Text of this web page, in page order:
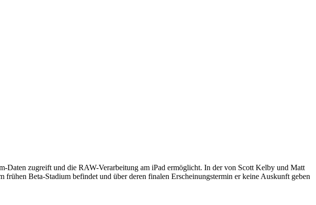
Daten zugreift und die RAW-Verarbeitung am iPad ermöglicht. In der von Scott Kelby und Matt
Beta-Stadium befindet und über deren finalen Erscheinungstermin er keine Auskunft geben